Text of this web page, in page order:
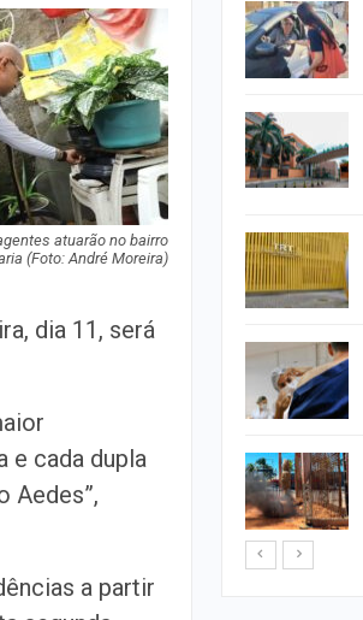
atuarão no bairro
(Foto: André Moreira)
dia 11, será
e cada dupla
Aedes”,
a partir
Polícia Civil investiga
acidente que matou casal
na BR-235 em…
Câmara de Itabaianinha
abre concurso com
salários de até R$ 3 mil
Filarmônica de Itabaiana
realiza concerto em
Maurício Manieri traz a
Dia dos Pais: cerca de 104
milhões de pessoas
pretendem comprar…